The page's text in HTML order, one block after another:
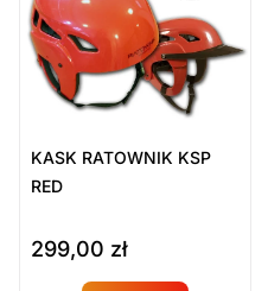
KASK RATOWNIK KSP
RED
299,00 zł